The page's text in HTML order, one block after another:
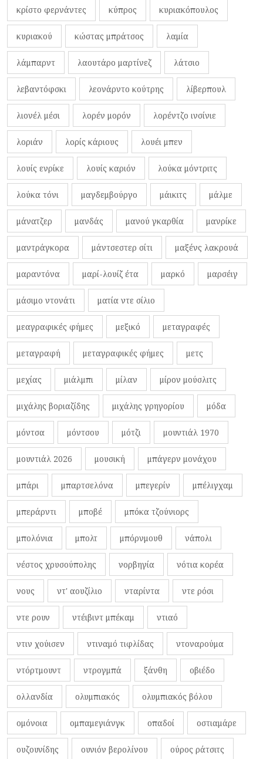
κρίστο φερνάντες κύπρος κυριακόπουλος
κυριακού κώστας μπράτσος λαμία
λάμπαρντ λαουτάρο μαρτίνεζ λάτσιο
λεβαντόφσκι λεονάρντο κούτρης λίβερπουλ
λιονέλ μέσι λορέν μορόν λορέντζο ινσίνιε
λοριάν λορίς κάριους λουέι μπεν
λουίς ενρίκε λουίς καριόν λούκα μόντριτς
λούκα τόνι μαγδεμβούργο μάικιτς μάλμε
μάνατζερ μανδάς μανού γκαρθία μανρίκε
μαντράγκορα μάντσεστερ σίτι μαξένς λακρουά
μαραντόνα μαρί-λουίζ έτα μαρκό μαρσέιγ
μάσιμο ντονάτι ματία ντε σίλιο
μεαγραφικές φήμες μεξικό μεταγραφές
μεταγραφή μεταγραφικές φήμες μετς
μεχίας μιάλμπι μίλαν μίρον μούσλιτς
μιχάλης βοριαζίδης μιχάλης γρηγορίου μόδα
μόντσα μόντσου μότζι μουντιάλ 1970
μουντιάλ 2026 μουσική μπάγερν μονάχου
μπάρι μπαρτσελόνα μπεγερίν μπέλιγχαμ
μπεράρντι μποβέ μπόκα τζούνιορς
μπολόνια μπολτ μπόρνμουθ νάπολι
νέστος χρυσούπολης νορβηγία νότια κορέα
νους ντ' αουζίλιο νταρίντα ντε ρόσι
ντε ρουν ντέιβιντ μπέκαμ ντιαό
ντιν χούισεν ντιναμό τιφλίδας ντοναρούμα
ντόρτμουντ ντρογμπά ξάνθη οβιέδο
ολλανδία ολυμπιακός ολυμπιακός βόλου
ομόνοια ομπαμεγιάνγκ οπαδοί οστιαμάρε
ουζουνίδης ουνιόν βερολίνου ούρος ράτσιτς